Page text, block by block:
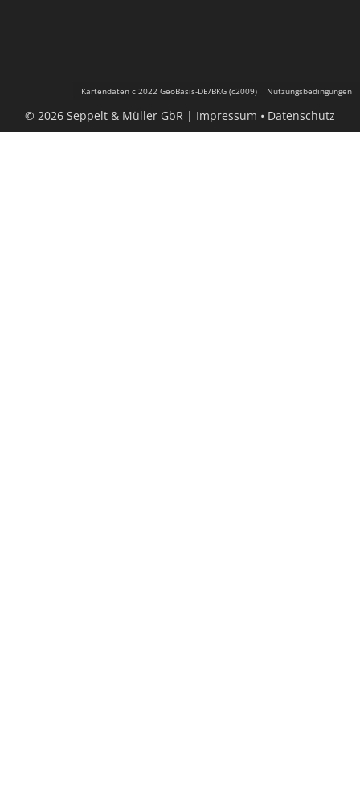
Kartendaten c 2022 GeoBasis-DE/BKG (c2009) Nutzungsbedingungen
© 2026 Seppelt & Müller GbR | Impressum Datenschutz